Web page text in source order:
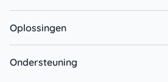
Oplossingen
Ondersteuning